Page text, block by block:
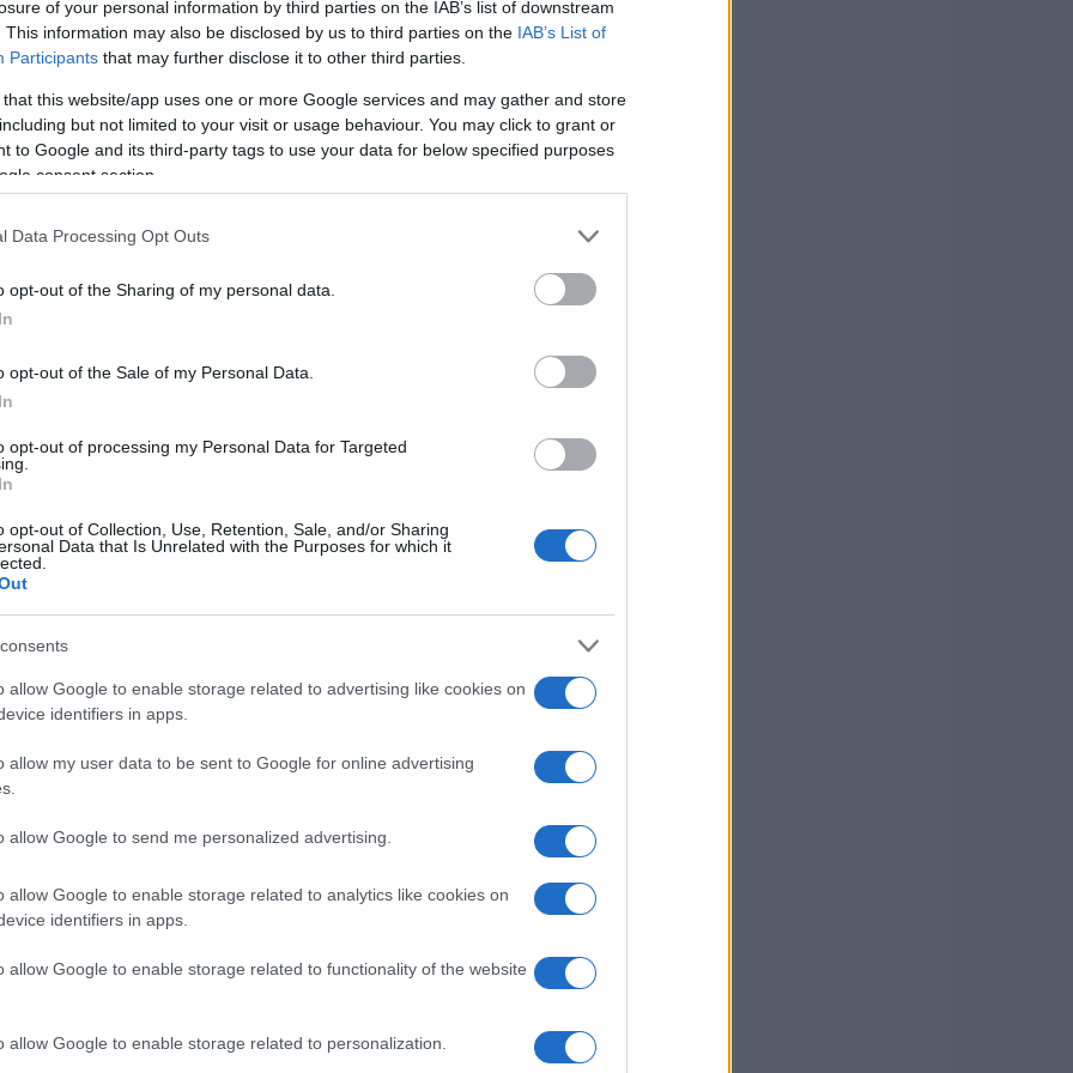
of your personal information by third parties on the IAB’s list of downstream
This information may also be disclosed by us to third parties on the IAB’s List of
Participants that may further disclose it to other third parties.
that this website/app uses one or more Google services and may gather and store
but not limited to your visit or usage behaviour. You may click to grant or
to Google and its third-party tags to use your data for below specified purposes
consent section.
Data Processing Opt Outs
opt-out of the Sharing of my personal data.
opt-out of the Sale of my Personal Data.
opt-out of processing my Personal Data for Targeted
opt-out of Collection, Use, Retention, Sale, and/or Sharing
Data that Is Unrelated with the Purposes for which it
allow Google to enable storage related to advertising like cookies on
identifiers in apps.
allow my user data to be sent to Google for online advertising
allow Google to send me personalized advertising.
allow Google to enable storage related to analytics like cookies on
identifiers in apps.
allow Google to enable storage related to functionality of the website
allow Google to enable storage related to personalization.
che meritano di essere esplorate.
nel mondo si identificano come
composta da freelance, imprenditori e
e design. L’età media di questi
predominanza di uomini. Questo gruppo
la libertà di lavorare da qualsiasi luogo, ma
e stili di vita.
in base a diversi fattori, tra cui il costo
e il clima. Paesi come il
più gettonate, grazie alla loro
basso. Tuttavia, la scelta della
piacere personale, ma anche di opportunità